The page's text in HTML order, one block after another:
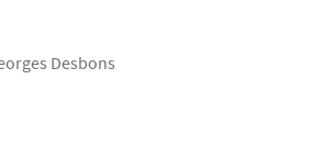
Desbons